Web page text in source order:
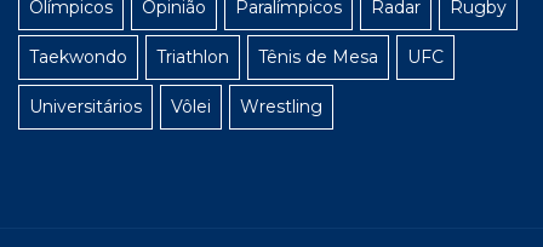
Olímpicos Opinião Paralímpicos Radar Rugby
Taekwondo Triathlon Tênis de Mesa UFC
Universitários Vôlei Wrestling